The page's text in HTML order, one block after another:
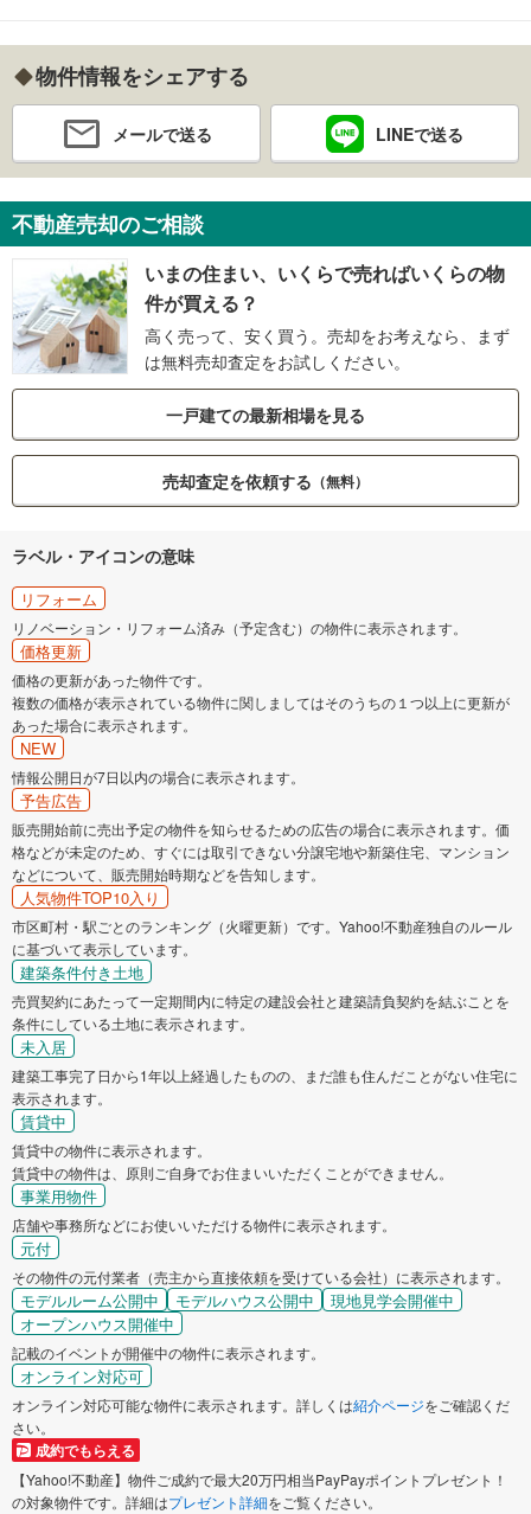
物件情報をシェアする
メールで送る LINEで送る
不動産売却のご相談
いまの住まい、いくらで売ればいくらの物
件が買える？
高く売って、安く買う。売却をお考えなら、まず
は無料売却査定をお試しください。
一戸建ての最新相場を見る
売却査定を依頼する （無料）
ラベル・アイコンの意味
リフォーム
リノベーション・リフォーム済み（予定含む）の物件に表示されます。
価格更新
価格の更新があった物件です。
複数の価格が表示されている物件に関しましてはそのうちの１つ以上に更新が
あった場合に表示されます。
NEW
情報公開日が7日以内の場合に表示されます。
予告広告
販売開始前に売出予定の物件を知らせるための広告の場合に表示されます。価
格などが未定のため、すぐには取引できない分譲宅地や新築住宅、マンション
などについて、販売開始時期などを告知します。
人気物件TOP10入り
市区町村・駅ごとのランキング（火曜更新）です。Yahoo!不動産独自のルール
に基づいて表示しています。
建築条件付き土地
売買契約にあたって一定期間内に特定の建設会社と建築請負契約を結ぶことを
条件にしている土地に表示されます。
未入居
建築工事完了日から1年以上経過したものの、まだ誰も住んだことがない住宅に
表示されます。
賃貸中
賃貸中の物件に表示されます。
賃貸中の物件は、原則ご自身でお住まいいただくことができません。
事業用物件
店舗や事務所などにお使いいただける物件に表示されます。
元付
その物件の元付業者（売主から直接依頼を受けている会社）に表示されます。
モデルルーム公開中 モデルハウス公開中
現地見学会開催中
オープンハウス開催中
記載のイベントが開催中の物件に表示されます。
オンライン対応可
オンライン対応可能な物件に表示されます。詳しくは紹介ページをご確認くだ
さい。
成約でもらえる
【Yahoo!不動産】物件ご成約で最大20万円相当PayPayポイントプレゼント！
の対象物件です。詳細はプレゼント詳細をご覧ください。